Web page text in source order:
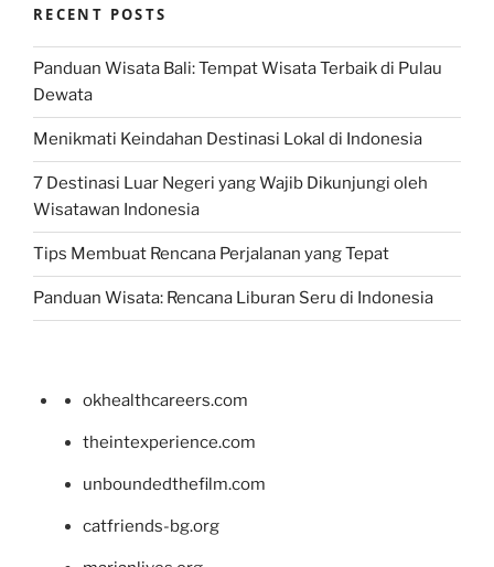
RECENT POSTS
Panduan Wisata Bali: Tempat Wisata Terbaik di Pulau
Dewata
Menikmati Keindahan Destinasi Lokal di Indonesia
7 Destinasi Luar Negeri yang Wajib Dikunjungi oleh
Wisatawan Indonesia
Tips Membuat Rencana Perjalanan yang Tepat
Panduan Wisata: Rencana Liburan Seru di Indonesia
okhealthcareers.com
theintexperience.com
unboundedthefilm.com
catfriends-bg.org